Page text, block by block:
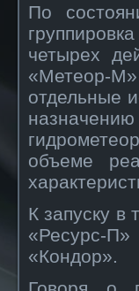
По
четырех
«Метеор-
отдельные
объеме
К запуску в
«Ресурс-
«Кондор».